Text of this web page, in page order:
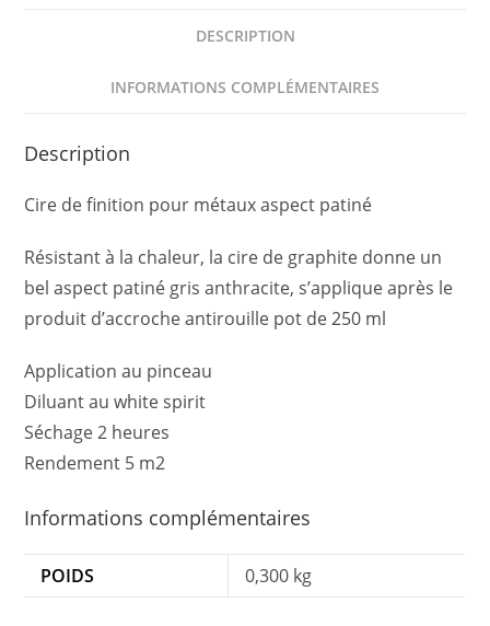
DESCRIPTION
INFORMATIONS COMPLÉMENTAIRES
Description
Cire de finition pour métaux aspect patiné
Résistant à la chaleur, la cire de graphite donne un
bel aspect patiné gris anthracite, s’applique après le
produit d’accroche antirouille pot de 250 ml
Application au pinceau
Diluant au white spirit
Séchage 2 heures
Rendement 5 m2
Informations complémentaires
POIDS 0,300 kg